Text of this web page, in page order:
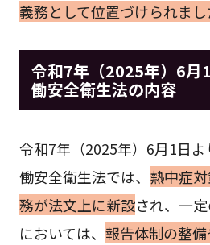
義務として位置づけられまし
令和7年（2025年）6月
働安全衛生法の内容
令和7年（2025年）6月1日
働安全衛生法では、 熱中症
務が法文上に新設され、一
においては、 報告体制の整